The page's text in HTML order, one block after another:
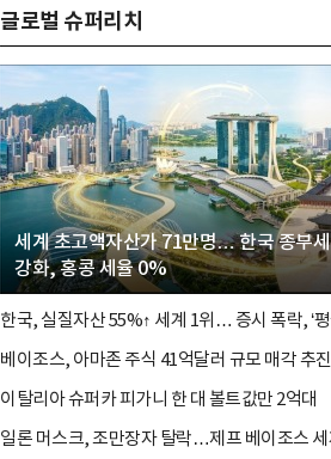
글로벌 슈퍼리치
세계 초고액자산가 71만명… 한국 종부세
강화, 홍콩 세율 0%
베이조스, 아마존 주식 41억달러 규모 매각 추진
이탈리아 슈퍼카 피가니 한 대 볼트값만 2억대